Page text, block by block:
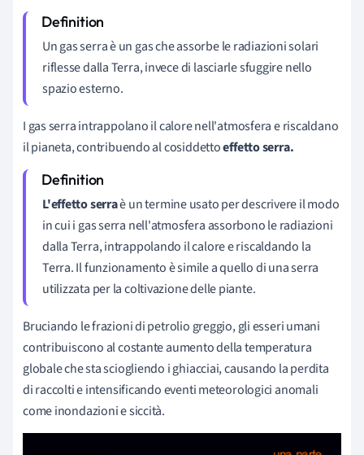
Un gas serra è un gas che assorbe le radiazioni solari
riflesse dalla Terra, invece di lasciarle sfuggire nello
spazio esterno.
I gas serra intrappolano il calore nell'atmosfera e riscaldano
il pianeta, contribuendo al cosiddettoeffetto serra.
L'effetto serraè un termine usato per descrivere il modo
in cui i gas serra nell'atmosfera assorbono le radiazioni
dalla Terra, intrappolando il calore e riscaldando la
Terra. Il funzionamento è simile a quello di una serra
utilizzata per la coltivazione delle piante.
Bruciando le frazioni di petrolio greggio, gli esseri umani
contribuiscono al costante aumento della temperatura
globale che sta sciogliendo i ghiacciai, causando la perdita
di raccolti e intensificando eventi meteorologici anomali
come inondazioni e siccità.